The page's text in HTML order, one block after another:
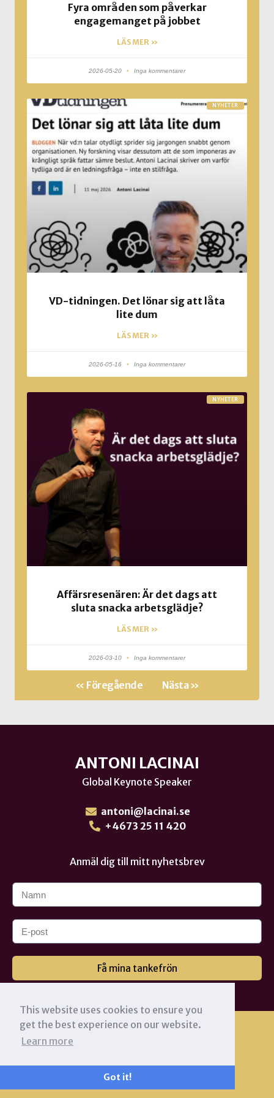
This website uses cookies to ensure you
get the best experience on our website.
Learn more
Got it!
Fyra områden som påverkar
engagemanget på jobbet
LÄS MER »
2026-05-20 Inga kommentarer
NYHETER
VD-tidningen. Det lönar sig att låta
lite dum
LÄS MER »
2026-05-16 Inga kommentarer
NYHETER
Affärsresenären: Är det dags att
sluta snacka arbetsglädje?
LÄS MER »
2026-03-10 Inga kommentarer
« Föregående Nästa »
ANTONI LACINAI
Global Keynote Speaker
antoni@lacinai.se
+4673 25 11 420
Anmäl dig till mitt nyhetsbrev
Få mina tankefrön